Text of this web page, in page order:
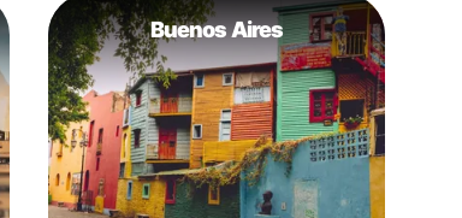
Buenos Aires